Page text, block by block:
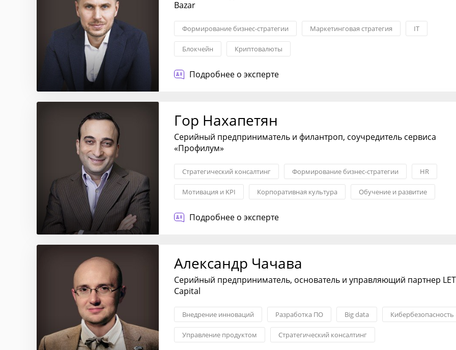
Bazar
Формирование бизнес-стратегии Маркетинговая стратегия IT
Блокчейн Криптовалюты
Подробнее о эксперте
Гор Нахапетян
Серийный предприниматель и филантроп, соучредитель сервиса
«Профилум»
Стратегический консалтинг Формирование бизнес-стратегии HR
Мотивация и KPI Корпоративная культура Обучение и развитие
Политики и процедуры
Подробнее о эксперте
Александр Чачава
Серийный предприниматель, основатель и управляющий партнер
Capital
Внедрение инноваций Разработка ПО Big data Кибербезопасность
Управление продуктом Стратегический консалтинг